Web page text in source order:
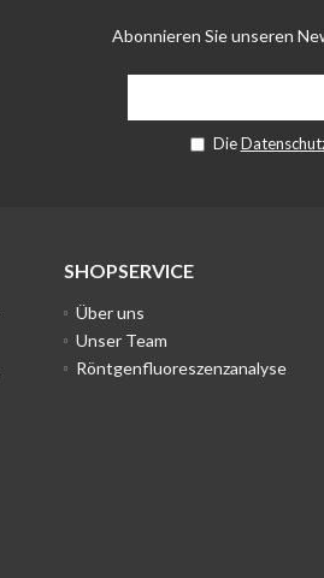
Abonnieren Sie unseren
Die
SHOPSERVICE
Über uns
Unser Team
Röntgenfluoreszenzanalyse